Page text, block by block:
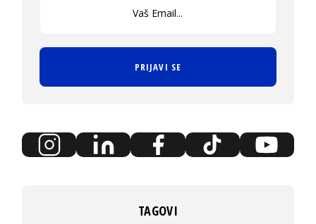
PRIJAVI SE
TAGOVI